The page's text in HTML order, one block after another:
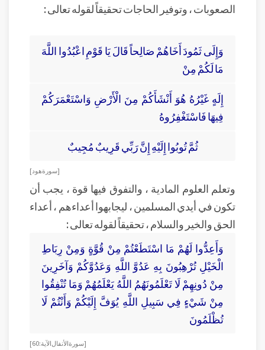
الصعوبات ، وتوفير الحاجات تحقيقاً لقوله تعالى :
وَإِلَى ثَمُودَ أَخَاهُمْ صَالِحاً قَالَ يَا قَوْمِ اعْبُدُوا اللَّهَ
مَا لَكُمْ مِنْ
إِلَهٍ غَيْرُهُ هُوَ أَنْشَأَكُمْ مِنَ الْأَرْضِ وَاسْتَعْمَرَكُمْ
فِيهَا فَاسْتَغْفِرُوهُ
ثُمَّ تُوبُوا إِلَيْهِ إِنَّ رَبِّي قَرِيبٌ مُجِيبٌ
[ سورة هود ]
وتعلم العلوم المادية ، والتفوق فيها قوة ، يجب أن
تكون في أيدي المسلمين ، ليجابهوا أعداءهم ، أعداء
الحق والخير والسلام ، تحقيقاً لقوله تعالى :
وَأَعِدُّوا لَهُمْ مَا اسْتَطَعْتُمْ مِنْ قُوَّةٍ وَمِنْ رِبَاطِ
الْخَيْلِ تُرْهِبُونَ بِهِ عَدُوَّ اللَّهِ وَعَدُوَّكُمْ وَآخَرِينَ
مِنْ دُونِهِمْ لَا تَعْلَمُونَهُمُ اللَّهُ يَعْلَمُهُمْ وَمَا تُنْفِقُوا
مِنْ شَيْءٍ فِي سَبِيلِ اللَّهِ يُوَفَّ إِلَيْكُمْ وَأَنْتُمْ لَا
تُظْلَمُونَ
[ سورة الأنفال الآية : 60 ]